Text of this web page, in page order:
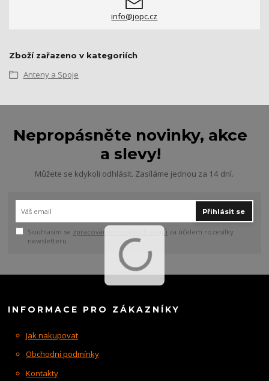
info@jopc.cz
Zboží zařazeno v kategoriích
Anteny a Spoje
Nepropásněte novinky, akce
a slevy!
Můžete se kdykoli odhlásit. Zasíláme jednou za 14 dní.
Přihlásit se
Souhlasím se zpracováním osobních údajů za účelem rozesílky
newsletteru.
INFORMACE PRO ZÁKAZNÍKY
Jak nakupovat
Obchodní podmínky
Kontakty